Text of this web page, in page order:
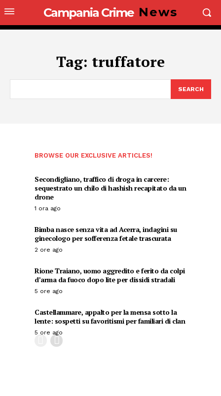
Campania Crime News
Tag: truffatore
SEARCH
BROWSE OUR EXCLUSIVE ARTICLES!
Secondigliano, traffico di droga in carcere:
sequestrato un chilo di hashish recapitato da un
drone
1 ora ago
Bimba nasce senza vita ad Acerra, indagini su
ginecologo per sofferenza fetale trascurata
2 ore ago
Rione Traiano, uomo aggredito e ferito da colpi
d’arma da fuoco dopo lite per dissidi stradali
5 ore ago
Castellammare, appalto per la mensa sotto la
lente: sospetti su favoritismi per familiari di clan
5 ore ago